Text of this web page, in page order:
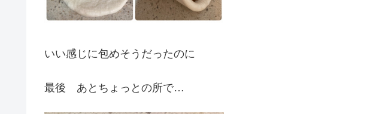
いい感じに包めそうだったのに
最後 あとちょっとの所で…